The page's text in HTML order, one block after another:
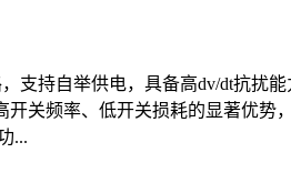
持自举供电，具备高dv/dt抗扰
关频率、低开关损耗的显著优势
...